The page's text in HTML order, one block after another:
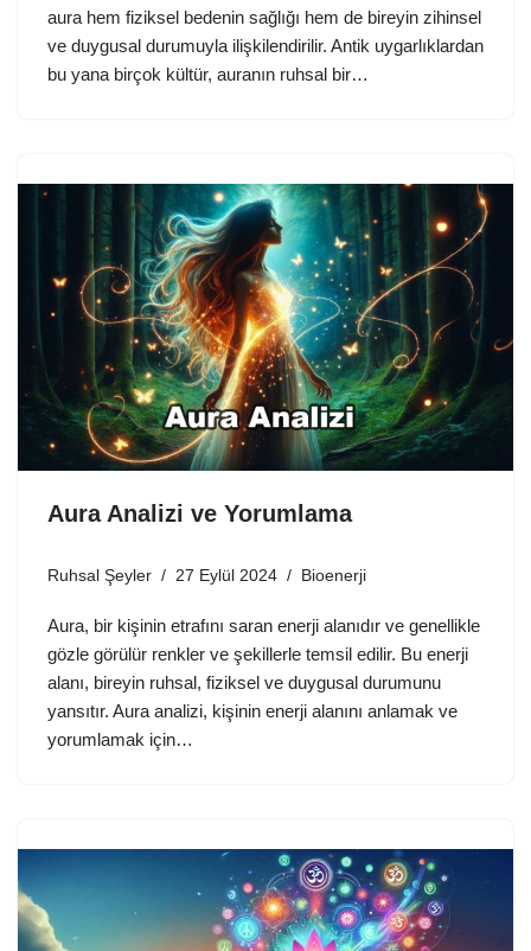
aura hem fiziksel bedenin sağlığı hem de bireyin zihinsel
ve duygusal durumuyla ilişkilendirilir. Antik uygarlıklardan
bu yana birçok kültür, auranın ruhsal bir…
Aura Analizi ve Yorumlama
Ruhsal Şeyler 27 Eylül 2024 Bioenerji
Aura, bir kişinin etrafını saran enerji alanıdır ve genellikle
gözle görülür renkler ve şekillerle temsil edilir. Bu enerji
alanı, bireyin ruhsal, fiziksel ve duygusal durumunu
yansıtır. Aura analizi, kişinin enerji alanını anlamak ve
yorumlamak için…